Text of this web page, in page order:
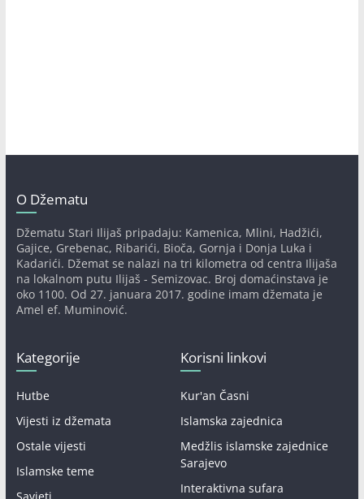
O Džematu
Džematu Stari Ilijaš pripadaju: Kamenica, Mlini, Hadžići,
Gajice, Grebenac, Ribarići, Bioča, Gornja i Donja Luka i
Kadarići. Džemat se nalazi na tri kilometra od centra Ilijaša
na lokalnom putu Ilijaš - Semizovac. Broj domaćinstava je
oko 1100. Od 27. januara 2017. godine imam džemata je
Amel ef. Muminović.
Kategorije
Hutbe
Vijesti iz džemata
Ostale vijesti
Islamske teme
Korisni linkovi
Kur'an Časni
Islamska zajednica
Medžlis islamske zajednice
Sarajevo
Interaktivna sufara